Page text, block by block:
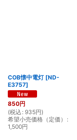
COB懐中電灯 [ND-
E3757]
850円
(税込 : 935円)
希望小売価格（定価） :
1,500円